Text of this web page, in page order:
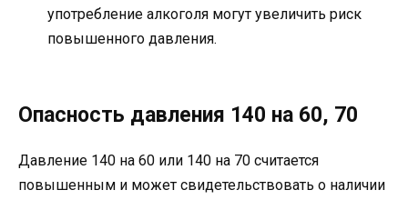
употребление алкоголя могут увеличить риск
повышенного давления.
Опасность давления 140 на 60, 70
Давление 140 на 60 или 140 на 70 считается
повышенным и может свидетельствовать о наличии